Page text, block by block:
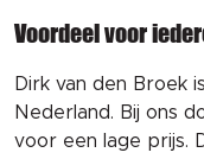
Voordeel voor
Dirk van den Broek
Nederland. Bij ons
voor een lage prijs.